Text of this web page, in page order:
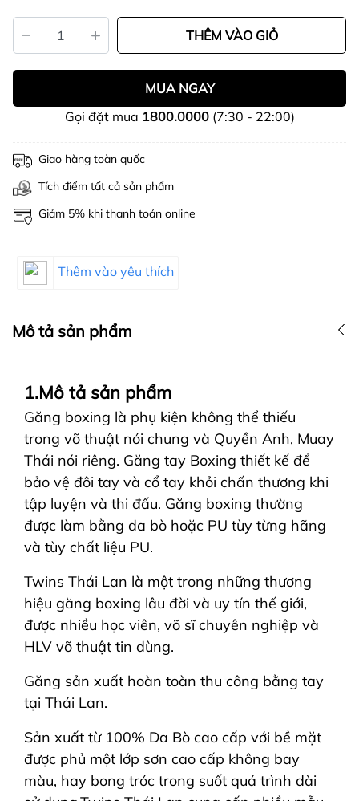
THÊM VÀO GIỎ
MUA NGAY
Gọi đặt mua 1800.0000(7:30 - 22:00)
Giao hàng toàn quốc
Tích điểm tất cả sản phẩm
Giảm 5% khi thanh toán online
Thêm vào yêu thích
Mô tả sản phẩm
1.Mô tả sản phẩm
Găng boxing là phụ kiện không thể thiếu
trong võ thuật nói chung và Quyền Anh, Muay
Thái nói riêng. Găng tay Boxing thiết kế để
bảo vệ đôi tay và cổ tay khỏi chấn thương khi
tập luyện và thi đấu. Găng boxing thường
được làm bằng da bò hoặc PU tùy từng hãng
và tùy chất liệu PU.
Twins Thái Lan là một trong những thương
hiệu găng boxing lâu đời và uy tín thế giới,
được nhiều học viên, võ sĩ chuyên nghiệp và
HLV võ thuật tin dùng.
Găng sản xuất hoàn toàn thu công bằng tay
tại Thái Lan.
Sản xuất từ 100% Da Bò cao cấp với bề mặt
được phủ một lớp sơn cao cấp không bay
màu, hay bong tróc trong suốt quá trình dài